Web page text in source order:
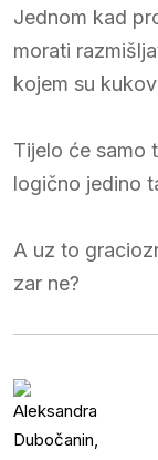
Jednom kad
morati
kojem su
Tijelo će samo
logično jedino
A uz to
zar ne?